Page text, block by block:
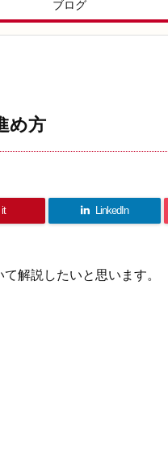
ブログ
め方
LinkedIn
解説したいと思います。